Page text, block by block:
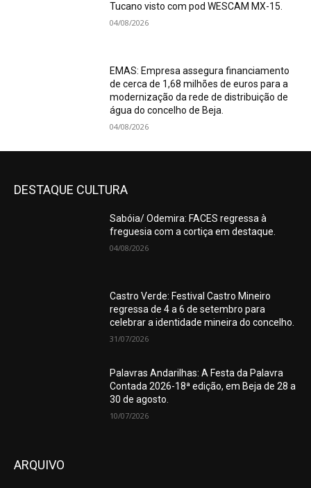
Tucano visto com pod WESCAM MX-15.
04/08/2026
EMAS: Empresa assegura financiamento
de cerca de 1,68 milhões de euros para a
modernização da rede de distribuição de
água do concelho de Beja.
04/08/2026
DESTAQUE CULTURA
Sabóia/ Odemira: FACES regressa à
freguesia com a cortiça em destaque.
04/08/2026
Castro Verde: Festival Castro Mineiro
regressa de 4 a 6 de setembro para
celebrar a identidade mineira do concelho.
31/07/2026
Palavras Andarilhas: A Festa da Palavra
Contada 2026-18ª edição, em Beja de 28 a
30 de agosto.
10/07/2026
ARQUIVO